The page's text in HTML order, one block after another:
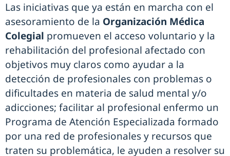
Las iniciativas que ya están en marcha con el
asesoramiento de la Organización Médica
Colegial promueven el acceso voluntario y la
rehabilitación del profesional afectado con
objetivos muy claros como ayudar a la
detección de profesionales con problemas o
dificultades en materia de salud mental y/o
adicciones; facilitar al profesional enfermo un
Programa de Atención Especializada formado
por una red de profesionales y recursos que
traten su problemática, le ayuden a resolver su